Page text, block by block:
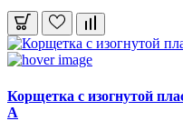
Корщетка с изогнутой
А